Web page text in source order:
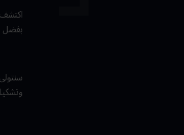
بفضل
وتشكيلة 4-4-2 عند عدم الاستحواذ على الكرة الاستحواذ على